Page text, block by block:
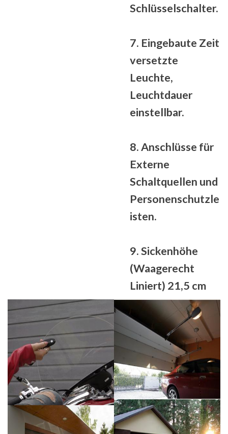
Schlüsselschalter.
7. Eingebaute Zeit
versetzte
Leuchte,
Leuchtdauer
einstellbar.
8. Anschlüsse für
Externe
Schaltquellen und
Personenschutzle
isten.
9. Sickenhöhe
(Waagerecht
Liniert) 21,5 cm